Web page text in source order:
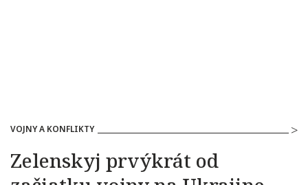
VOJNY A KONFLIKTY
Zelenskyj prvýkrát od